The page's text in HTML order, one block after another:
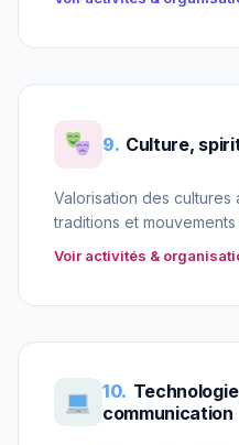
9. Culture,
Valorisation des
traditions et mouvements
Voir activités &
10.
communication